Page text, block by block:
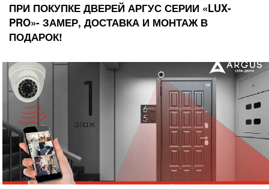
ПРИ ПОКУПКЕ ДВЕРЕЙ АРГУС СЕРИИ «LUX-
PRO»- ЗАМЕР, ДОСТАВКА И МОНТАЖ В
ПОДАРОК!